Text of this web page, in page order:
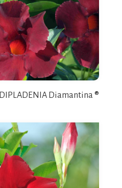
DIPLADENIA Diamantina ®